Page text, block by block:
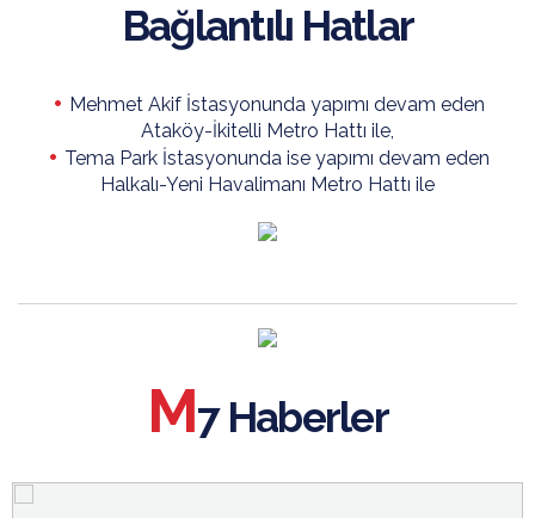
Bağlantılı Hatlar
• Mehmet Akif İstasyonunda yapımı devam eden
Ataköy-İkitelli Metro Hattı ile,
• Tema Park İstasyonunda ise yapımı devam eden
Halkalı-Yeni Havalimanı Metro Hattı ile
M7 Haberler